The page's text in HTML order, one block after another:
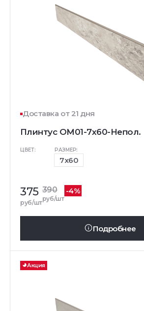
Доставка от 21 дня
Плинтус OM01-7x60-Непол.
ЦВЕТ: РАЗМЕР:
7x60
375
руб/шт
390
руб/шт
-4%
Подробнее
Акция